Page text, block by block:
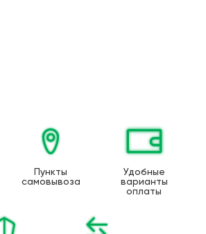
Пункты
самовывоза
Удобные
варианты
оплаты